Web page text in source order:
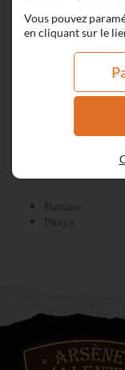
Navigation
Banane
Pitaya
Vous pouvez
en cliquant sur le